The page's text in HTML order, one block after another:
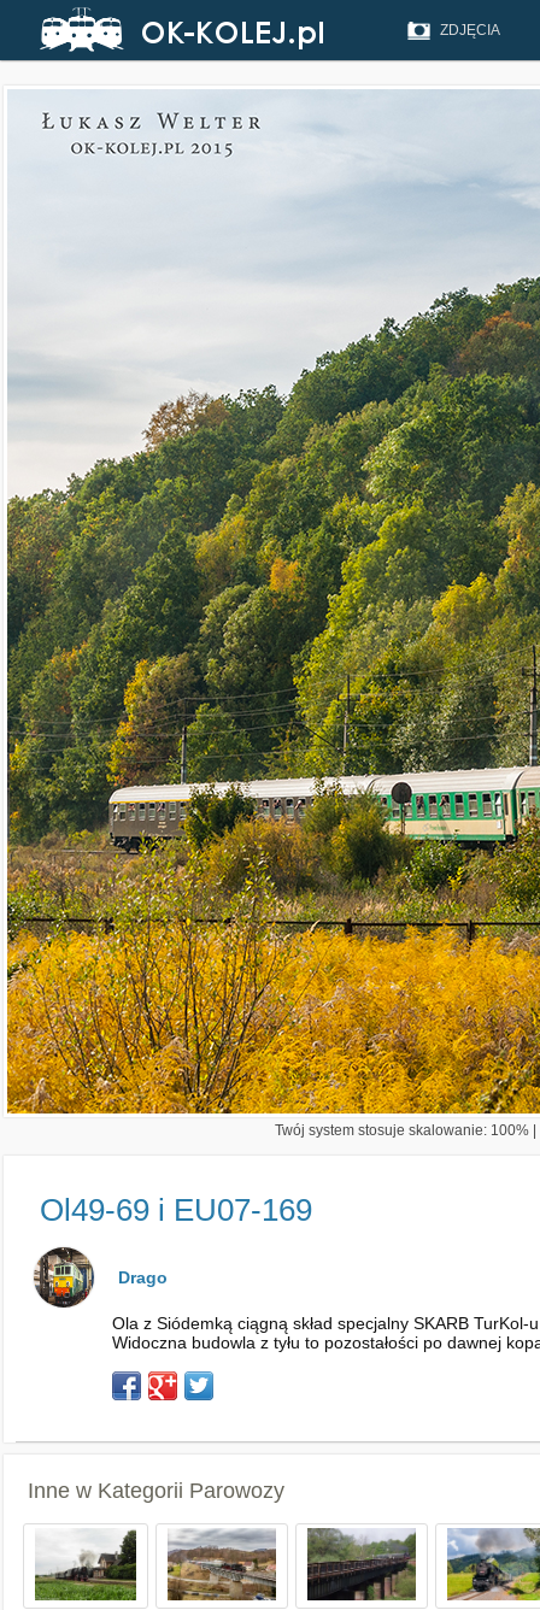
ZDJĘCIA
Twój system stosuje skalowanie: 100%
Ol49-69 i EU07-169
Drago
Ola z Siódemką ciągną skład specjalny SKARB
Widoczna budowla z tyłu to pozostałości po dawnej
Inne w Kategorii Parowozy